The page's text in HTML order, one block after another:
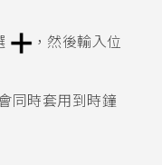
，然後輸入位
同時套用到 時鐘